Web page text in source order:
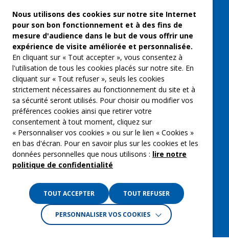
Freelances et artistes-auteurs
Musique et spectacles
Qui sommes-nous ?
Groupe Emargence
C’moi le chef
Actualités
Contactez nous
Mentions légales
Gestion des cookies
Crédits :La Jungle
Nous utilisons des cookies sur notre site Internet
pour son bon fonctionnement et à des fins de
mesure d'audience dans le but de vous offrir une
expérience de visite améliorée et personnalisée.
En cliquant sur « Tout accepter », vous consentez à
l'utilisation de tous les cookies placés sur notre site. En
cliquant sur « Tout refuser », seuls les cookies
strictement nécessaires au fonctionnement du site et à
sa sécurité seront utilisés. Pour choisir ou modifier vos
préférences cookies ainsi que retirer votre
consentement à tout moment, cliquez sur
« Personnaliser vos cookies » ou sur le lien « Cookies »
en bas d'écran. Pour en savoir plus sur les cookies et les
données personnelles que nous utilisons : lire notre
politique de confidentialité
TOUT ACCEPTER TOUT REFUSER
PERSONNALISER VOS COOKIES